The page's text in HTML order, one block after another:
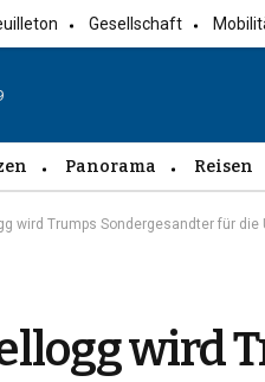
Gesellschaft
Panorama Reisen
wird Trumps Sondergesandter für
wird